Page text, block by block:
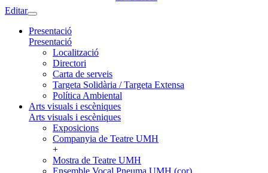
Editar
Presentació
Presentació
Localització
Directori
Carta de serveis
Targeta Solidària / Targeta Extensa
Política Ambiental
Arts visuals i escèniques
Arts visuals i escèniques
Exposicions
Companyia de Teatre UMH
+
Mostra de Teatre UMH
Ensemble Vocal Pneuma UMH (cor)